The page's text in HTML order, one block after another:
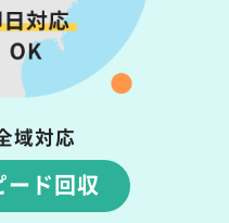
域対応
ード回収